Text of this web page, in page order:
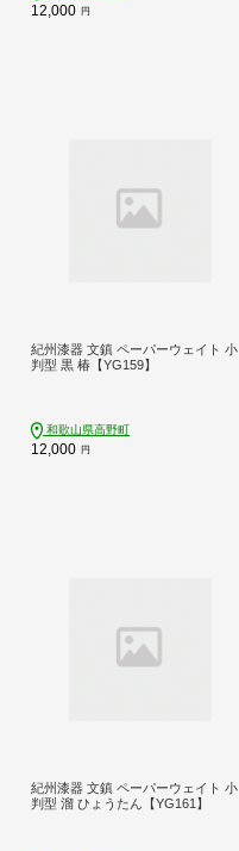
12,000 円
紀州漆器 文鎮 ペーパーウェイト 小
判型 黒 椿【YG159】
和歌山県高野町
12,000 円
紀州漆器 文鎮 ペーパーウェイト 小
判型 溜 ひょうたん【YG161】